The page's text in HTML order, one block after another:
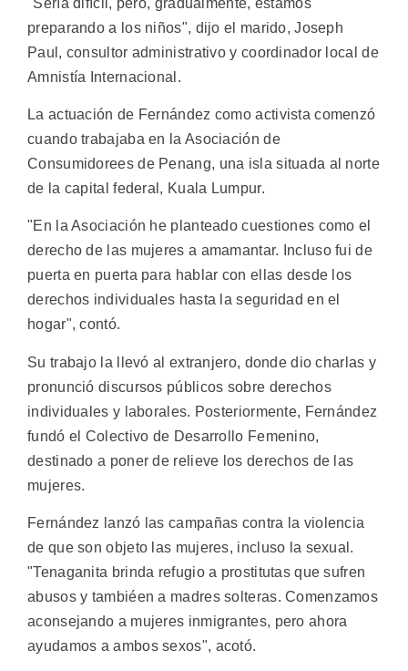
preparando a los niños", dijo el marido, Joseph
Paul, consultor administrativo y coordinador local de
Amnistía Internacional.
La actuación de Fernández como activista comenzó
cuando trabajaba en la Asociación de
Consumidorees de Penang, una isla situada al norte
de la capital federal, Kuala Lumpur.
"En la Asociación he planteado cuestiones como el
derecho de las mujeres a amamantar. Incluso fui de
puerta en puerta para hablar con ellas desde los
derechos individuales hasta la seguridad en el
hogar", contó.
Su trabajo la llevó al extranjero, donde dio charlas y
pronunció discursos públicos sobre derechos
individuales y laborales. Posteriormente, Fernández
fundó el Colectivo de Desarrollo Femenino,
destinado a poner de relieve los derechos de las
mujeres.
Fernández lanzó las campañas contra la violencia
de que son objeto las mujeres, incluso la sexual.
"Tenaganita brinda refugio a prostitutas que sufren
abusos y tambiéen a madres solteras. Comenzamos
aconsejando a mujeres inmigrantes, pero ahora
ayudamos a ambos sexos", acotó.